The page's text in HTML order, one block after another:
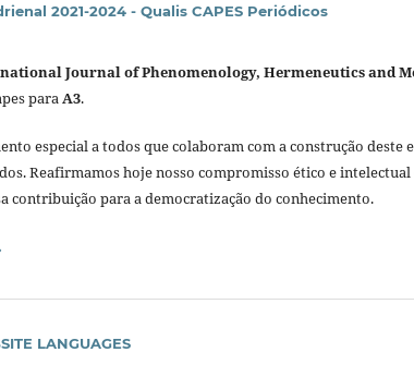
2021-2024 - Qualis CAPES Periódicos
Journal of Phenomenology, Hermeneutics and
paraA3.
especial a todos que colaboram com a construção
Reafirmamos hoje nosso compromisso ético e
contribuição para a democratização do conhecimento.
LANGUAGES